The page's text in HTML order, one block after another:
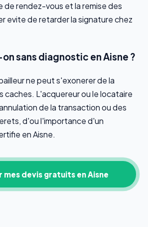
de rendez-vous et la remise des
evite de retarder la signature chez
sans diagnostic en Aisne ?
ne peut s'exonerer de la
caches. L'acquereur ou le locataire
de la transaction ou des
d'ou l'importance d'un
en Aisne.
mes devis gratuits en Aisne